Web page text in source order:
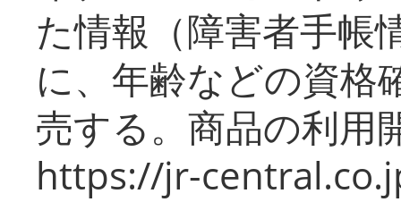
た情報（障害者手帳
に、年齢などの資格
売する。商品の利用
https://jr-